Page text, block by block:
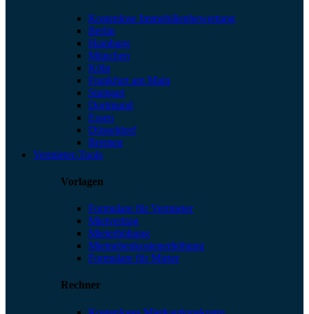
Kostenlose Immobilienbewertung
Berlin
Hamburg
München
Köln
Frankfurt am Main
Stuttgart
Dortmund
Essen
Düsseldorf
Bremen
Vermieter-Tools
Vorlagen
Formulare für Vermieter
Mietvertrag
Mieterhöhung
Mietnebenkostenerhöhung
Formulare für Mieter
Rechner